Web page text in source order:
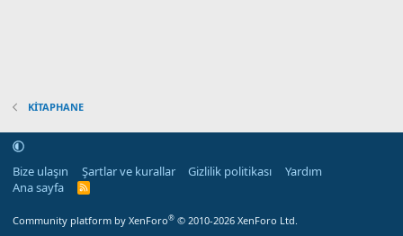
KİTAPHANE
Bize ulaşın Şartlar ve kurallar Gizlilik politikası
Yardım
Ana sayfa
R
Community platform by XenForo® © 2010-2026 XenForo Ltd.